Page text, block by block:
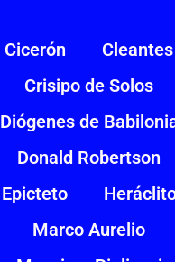
Cicerón
Cleantes
Crisipo de Solos
Diógenes de
Donald Robertson
Epicteto
Marco Aurelio